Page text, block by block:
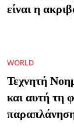
είναι η
WORLD
Τεχνητή
και αυτή τη